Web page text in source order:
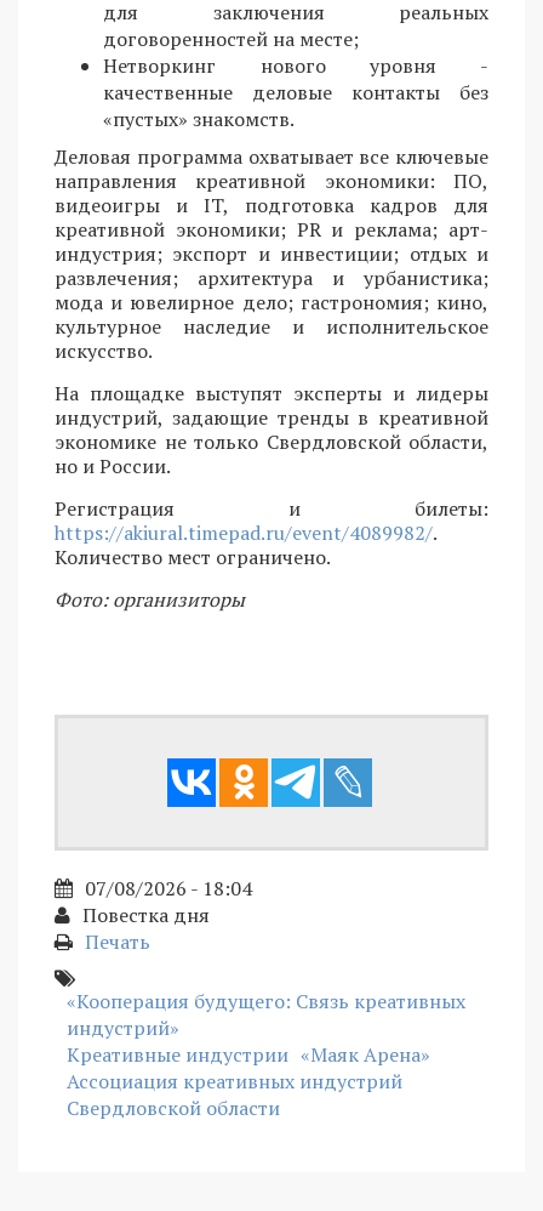
для заключения реальных
договоренностей на месте;
Нетворкинг нового уровня -
качественные деловые контакты без
«пустых» знакомств.
Деловая программа охватывает все ключевые
направления креативной экономики: ПО,
видеоигры и IT, подготовка кадров для
креативной экономики; PR и реклама; арт-
индустрия; экспорт и инвестиции; отдых и
развлечения; архитектура и урбанистика;
мода и ювелирное дело; гастрономия; кино,
культурное наследие и исполнительское
искусство.
На площадке выступят эксперты и лидеры
индустрий, задающие тренды в креативной
экономике не только Свердловской области,
но и России.
Регистрация и билеты:
https://akiural.timepad.ru/event/4089982/.
Количество мест ограничено.
Фото: организиторы
07/08/2026 - 18:04
Повестка дня
Печать
«Кооперация будущего: Связь креативных
индустрий»
Креативные индустрии «Маяк Арена»
Ассоциация креативных индустрий
Свердловской области